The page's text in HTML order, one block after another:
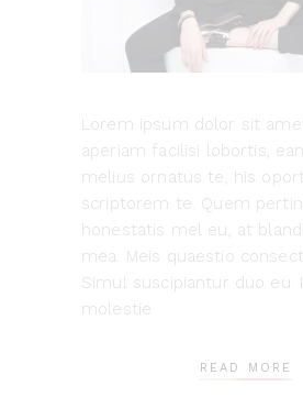
Lorem ipsum dolor sit
aperiam facilisi lobortis,
melius ornatus te, his
scriptorem te. Quem
honestatis mel eu, at
mea. Meis quaestio
Simul suscipiantur duo eu.
molestie
READ MORE